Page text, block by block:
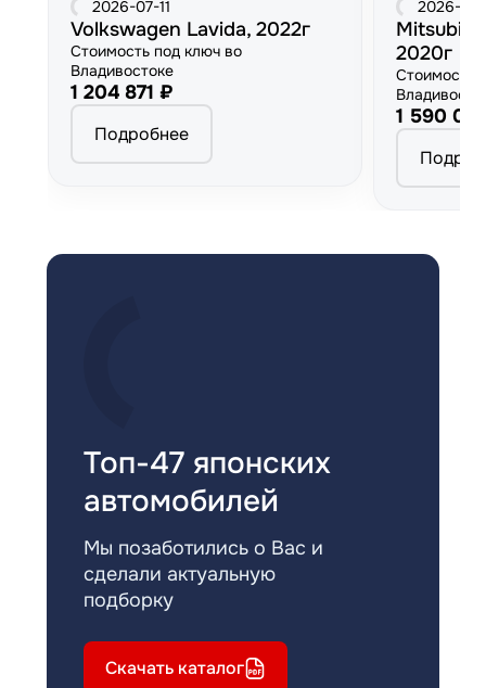
2026-07-11
Volkswagen Lavida, 2022г
Стоимость под ключ во
Владивостоке
1 204 871 ₽
Подробнее
2026-
2020г
Стоимость
1 590
Топ-47 японских
автомобилей
Мы позаботились о Вас и
сделали актуальную
подборку
Скачать каталог